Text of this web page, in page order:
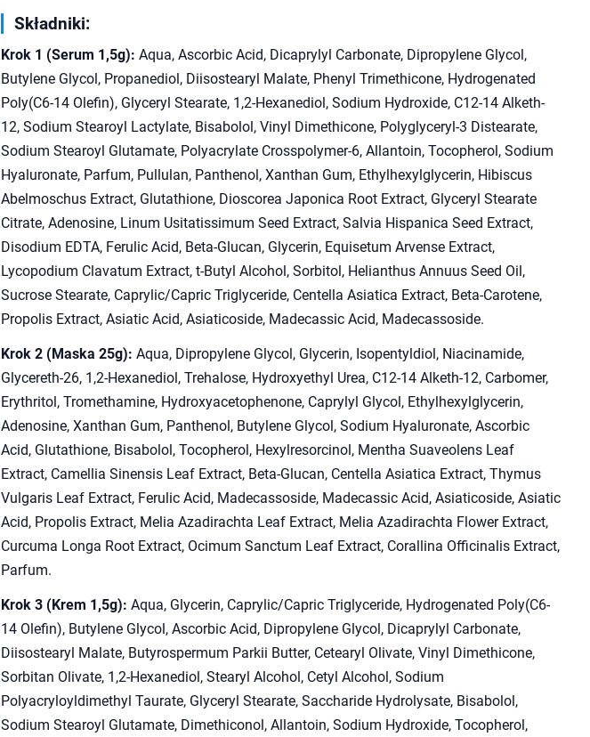
Składniki:
Krok 1 (Serum 1,5g): Aqua, Ascorbic Acid, Dicaprylyl Carbonate, Dipropylene Glycol,
Butylene Glycol, Propanediol, Diisostearyl Malate, Phenyl Trimethicone, Hydrogenated
Poly(C6-14 Olefin), Glyceryl Stearate, 1,2-Hexanediol, Sodium Hydroxide, C12-14 Alketh-
12, Sodium Stearoyl Lactylate, Bisabolol, Vinyl Dimethicone, Polyglyceryl-3 Distearate,
Sodium Stearoyl Glutamate, Polyacrylate Crosspolymer-6, Allantoin, Tocopherol, Sodium
Hyaluronate, Parfum, Pullulan, Panthenol, Xanthan Gum, Ethylhexylglycerin, Hibiscus
Abelmoschus Extract, Glutathione, Dioscorea Japonica Root Extract, Glyceryl Stearate
Citrate, Adenosine, Linum Usitatissimum Seed Extract, Salvia Hispanica Seed Extract,
Disodium EDTA, Ferulic Acid, Beta-Glucan, Glycerin, Equisetum Arvense Extract,
Lycopodium Clavatum Extract, t-Butyl Alcohol, Sorbitol, Helianthus Annuus Seed Oil,
Sucrose Stearate, Caprylic/Capric Triglyceride, Centella Asiatica Extract, Beta-Carotene,
Propolis Extract, Asiatic Acid, Asiaticoside, Madecassic Acid, Madecassoside.
Krok 2 (Maska 25g): Aqua, Dipropylene Glycol, Glycerin, Isopentyldiol, Niacinamide,
Glycereth-26, 1,2-Hexanediol, Trehalose, Hydroxyethyl Urea, C12-14 Alketh-12, Carbomer,
Erythritol, Tromethamine, Hydroxyacetophenone, Caprylyl Glycol, Ethylhexylglycerin,
Adenosine, Xanthan Gum, Panthenol, Butylene Glycol, Sodium Hyaluronate, Ascorbic
Acid, Glutathione, Bisabolol, Tocopherol, Hexylresorcinol, Mentha Suaveolens Leaf
Extract, Camellia Sinensis Leaf Extract, Beta-Glucan, Centella Asiatica Extract, Thymus
Vulgaris Leaf Extract, Ferulic Acid, Madecassoside, Madecassic Acid, Asiaticoside, Asiatic
Acid, Propolis Extract, Melia Azadirachta Leaf Extract, Melia Azadirachta Flower Extract,
Curcuma Longa Root Extract, Ocimum Sanctum Leaf Extract, Corallina Officinalis Extract,
Parfum.
Krok 3 (Krem 1,5g): Aqua, Glycerin, Caprylic/Capric Triglyceride, Hydrogenated Poly(C6-
14 Olefin), Butylene Glycol, Ascorbic Acid, Dipropylene Glycol, Dicaprylyl Carbonate,
Diisostearyl Malate, Butyrospermum Parkii Butter, Cetearyl Olivate, Vinyl Dimethicone,
Sorbitan Olivate, 1,2-Hexanediol, Stearyl Alcohol, Cetyl Alcohol, Sodium
Polyacryloyldimethyl Taurate, Glyceryl Stearate, Saccharide Hydrolysate, Bisabolol,
Sodium Stearoyl Glutamate, Dimethiconol, Allantoin, Sodium Hydroxide, Tocopherol,